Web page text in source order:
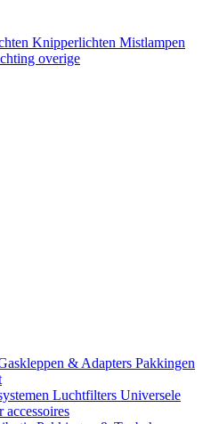
Knipperlichten Mistlampen
overige
& Adapters Pakkingen
Luchtfilters Universele